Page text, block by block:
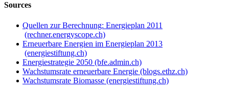
Sources
Quellen zur Berechnung: Energieplan 2011
(rechner.energyscope.ch)
Erneuerbare Energien im Energieplan 2013
(energiestiftung.ch)
Energiestrategie 2050 (bfe.admin.ch)
Wachstumsrate erneuerbare Energie (blogs.ethz.ch)
Wachstumsrate Biomasse (energiestiftung.ch)